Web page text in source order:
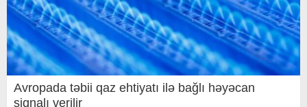
Avropada təbii qaz ehtiyatı ilə bağlı həyəcan
siqnalı verilir